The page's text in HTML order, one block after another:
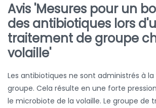
Avis 'Mesures pour un
des antibiotiques lors
traitement de groupe
volaille'
Les antibiotiques ne sont administrés à la
groupe. Cela résulte en une forte
le microbiote de la volaille. Le groupe de